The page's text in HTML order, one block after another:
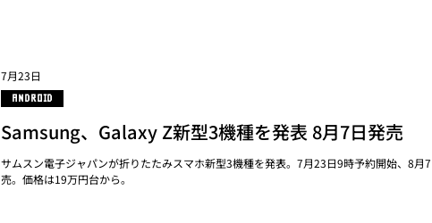
Samsung、Galaxy Z新型3機種を発表 8月7日発売
サムスン電子ジャパンが折りたたみスマホ新型3機種を発表。7月23日9時予約開始、8月
売。価格は19万円台から。
ANDROID
7月23日